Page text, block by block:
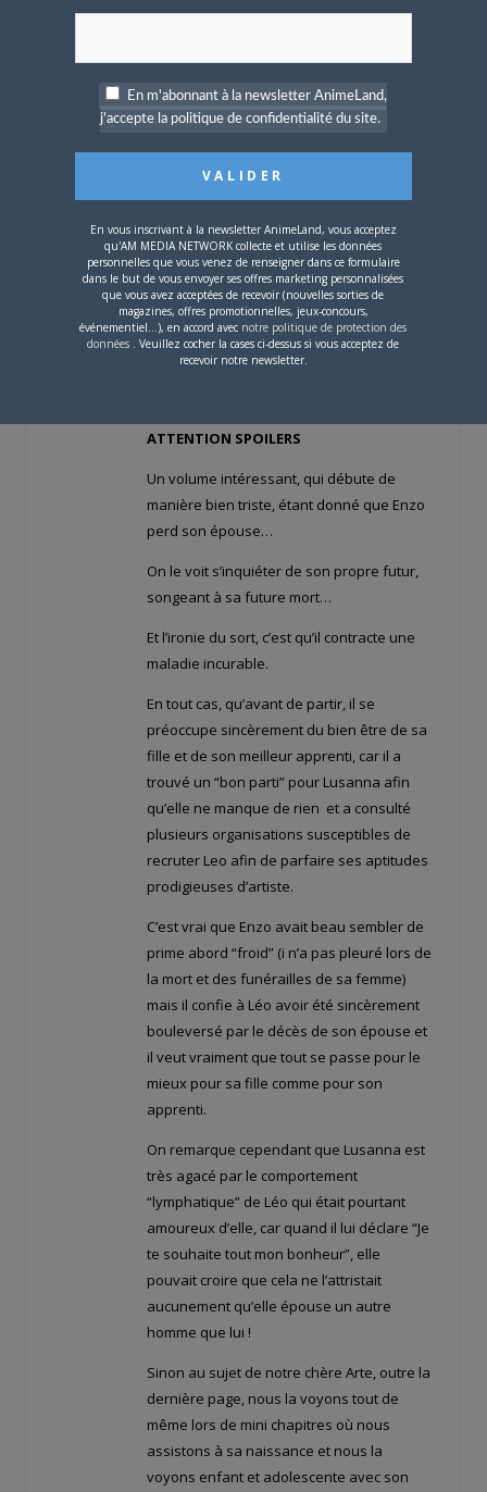
Scénario et dessins : Kei Ohkubo
Effectivement, comme le souligne l’ami
Yupa, ce nouveau volume se focalise
essentiellement sur le passé de Léo, le
maître de Arte et comment il est devenu
l’artiste peintre que nous connaissons bien
à présent.
ATTENTION SPOILERS
Un volume intéressant, qui débute de
manière bien triste, étant donné que Enzo
perd son épouse…
On le voit s’inquiéter de son propre futur,
songeant à sa future mort…
Et l’ironie du sort, c’est qu’il contracte une
maladie incurable.
En tout cas, qu’avant de partir, il se
préoccupe sincèrement du bien être de sa
fille et de son meilleur apprenti, car il a
trouvé un “bon parti” pour Lusanna afin
qu’elle ne manque de rien et a consulté
plusieurs organisations susceptibles de
recruter Leo afin de parfaire ses aptitudes
prodigieuses d’artiste.
C’est vrai que Enzo avait beau sembler de
prime abord “froid” (i n’a pas pleuré lors de
la mort et des funérailles de sa femme)
mais il confie à Léo avoir été sincèrement
bouleversé par le décès de son épouse et
il veut vraiment que tout se passe pour le
mieux pour sa fille comme pour son
apprenti.
On remarque cependant que Lusanna est
très agacé par le comportement
“lymphatique” de Léo qui était pourtant
amoureux d’elle, car quand il lui déclare “Je
te souhaite tout mon bonheur”, elle
pouvait croire que cela ne l’attristait
aucunement qu’elle épouse un autre
homme que lui !
Sinon au sujet de notre chère Arte, outre la
dernière page, nous la voyons tout de
même lors de mini chapitres où nous
assistons à sa naissance et nous la
voyons enfant et adolescente avec son
En m'abonnant à la newsletter AnimeLand,
j'accepte la politique de confidentialité du site.
En vous inscrivant à la newsletter AnimeLand, vous acceptez
qu'AM MEDIA NETWORK collecte et utilise les données
personnelles que vous venez de renseigner dans ce formulaire
dans le but de vous envoyer ses offres marketing personnalisées
que vous avez acceptées de recevoir (nouvelles sorties de
magazines, offres promotionnelles, jeux-concours,
événementiel...), en accord avec notre politique de protection des
données . Veuillez cocher la cases ci-dessus si vous acceptez de
recevoir notre newsletter.